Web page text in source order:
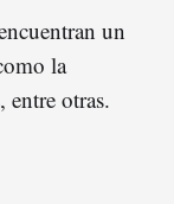
un
la
entre otras.